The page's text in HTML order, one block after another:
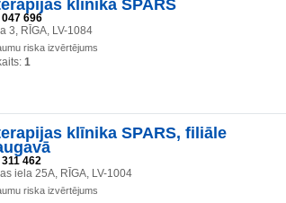
klīnika SPARS
696
3, RĪGA, LV-1084
riska izvērtējums
1
klīnika SPARS, filiāle
462
iela 25A, RĪGA, LV-1004
riska izvērtējums